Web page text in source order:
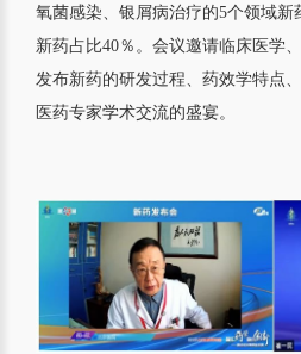
氧菌感染、银屑病治疗的5个领域新
新药占比40％。会议邀请临床医学
发布新药的研发过程、药效学特点
医药专家学术交流的盛宴。